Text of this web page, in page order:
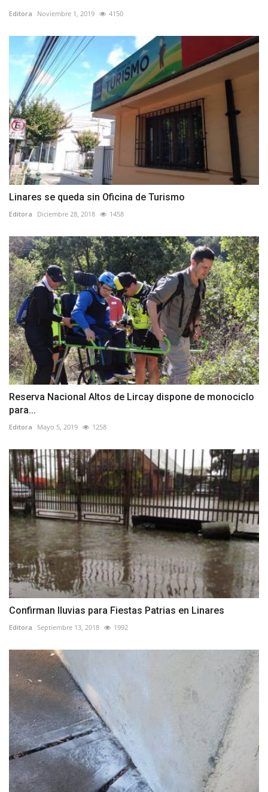
Editora Noviembre 1, 2019 4150
Linares se queda sin Oficina de Turismo
Editora Diciembre 28, 2018 1458
Reserva Nacional Altos de Lircay dispone de monociclo
para...
Editora Mayo 5, 2019 1258
Confirman lluvias para Fiestas Patrias en Linares
Editora Septiembre 13, 2018 1992